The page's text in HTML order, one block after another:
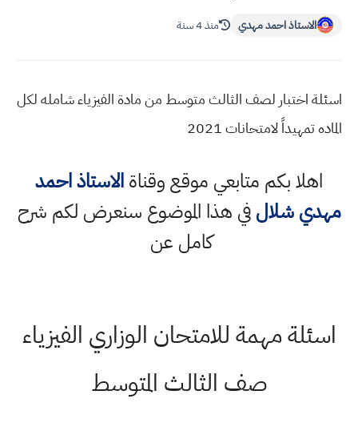
الاستاذ احمد مهدي منذ 4 سنة
اسئلة اختبار لصف الثالث متوسط من مادة الفيزياء شامله لكل
الماده تمهيداً لامتحانات 2021
اهلا بكم متابعي موقع وقناةالاستاذ احمد
مهدي شلالفي هذا الموضوع سنعرض لكم شرح
كامل عن
اسئلة مهمة للامتحان الوزاري الفيزياء
صف الثالث المتوسط